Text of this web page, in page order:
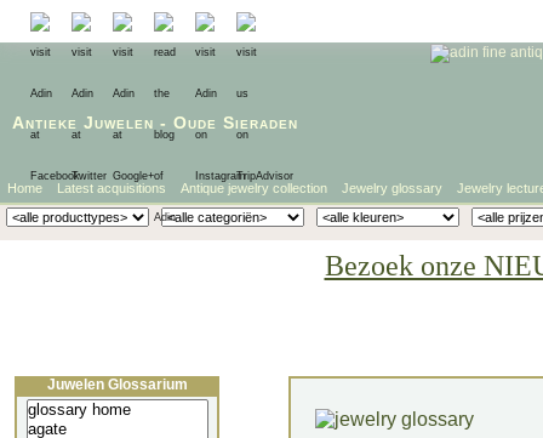
Antieke Juwelen - Oude Sieraden
Home Latest acquisitions Antique jewelry collection Jewelry glossary Jewelry
Bezoek onze
Juwelen Glossarium